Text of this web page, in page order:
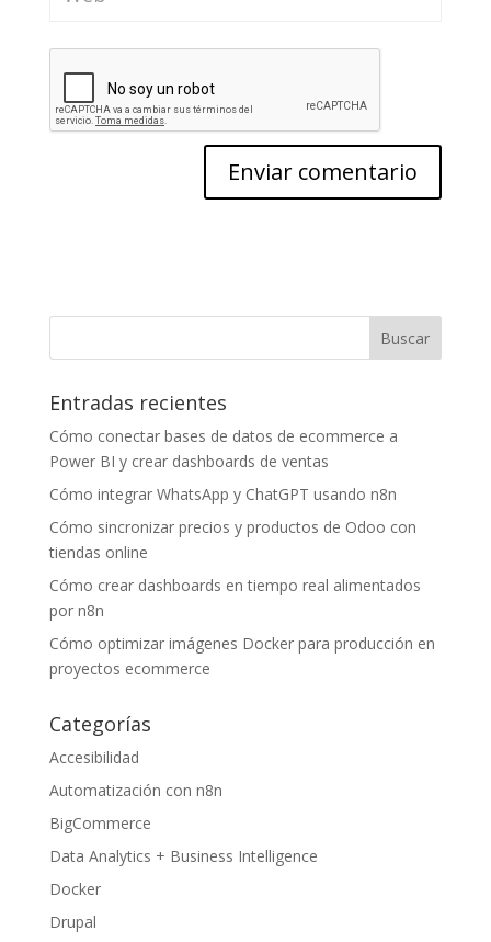
Entradas recientes
Cómo conectar bases de datos de ecommerce a
Power BI y crear dashboards de ventas
Cómo integrar WhatsApp y ChatGPT usando n8n
Cómo sincronizar precios y productos de Odoo con
tiendas online
Cómo crear dashboards en tiempo real alimentados
por n8n
Cómo optimizar imágenes Docker para producción en
proyectos ecommerce
Categorías
Accesibilidad
Automatización con n8n
BigCommerce
Data Analytics + Business Intelligence
Docker
Drupal